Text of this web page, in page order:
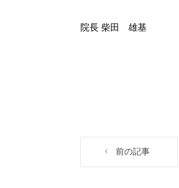
院長 柴田 雄基
前の記事